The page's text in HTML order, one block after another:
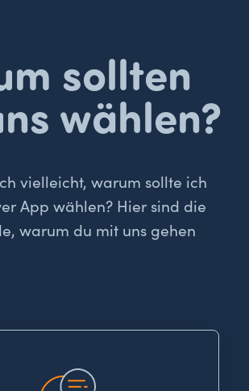
sollten
wählen?
vielleicht, warum sollte ich
App wählen? Hier sind die
warum du mit uns gehen